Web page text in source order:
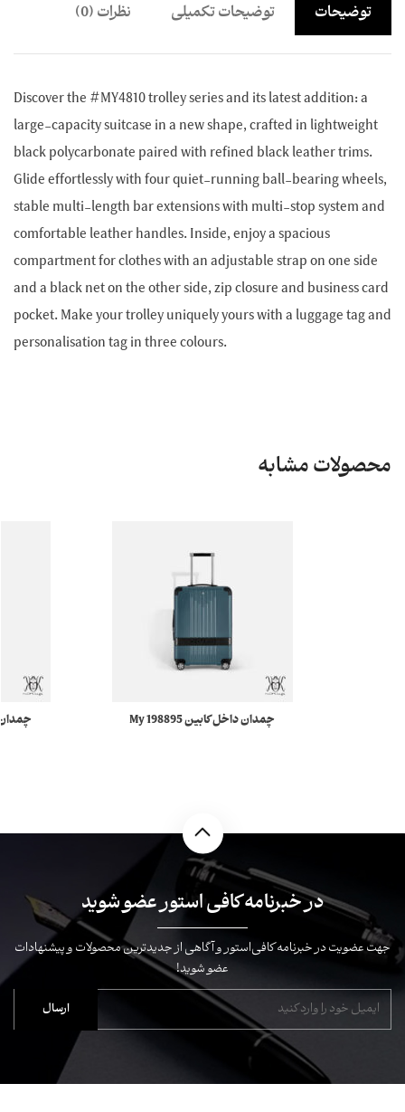
توضیحات توضیحات تکمیلی نظرات (0)
Discover the #MY4810 trolley series and its latest addition: a
large-capacity suitcase in a new shape, crafted in lightweight
black polycarbonate paired with refined black leather trims.
Glide effortlessly with four quiet-running ball-bearing wheels,
stable multi-length bar extensions with multi-stop system and
comfortable leather handles. Inside, enjoy a spacious
compartment for clothes with an adjustable strap on one side
and a black net on the other side, zip closure and business card
pocket. Make your trolley uniquely yours with a luggage tag and
personalisation tag in three colours.
محصولات مشابه
چمدان داخل کابین 198895 My
در خبرنامه کافی استور عضو شوید
جهت عضویت در خبرنامه کافی‌استور و آگاهی از جدیدترین محصولات و پیشنهادات
عضو شوید!